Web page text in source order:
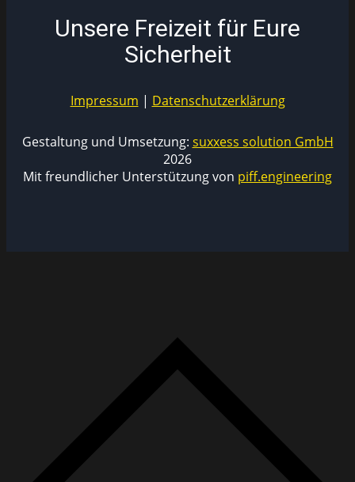
Unsere Freizeit für Eure
Sicherheit
Impressum | Datenschutzerklärung
Gestaltung und Umsetzung: suxxess solution GmbH
2026
Mit freundlicher Unterstützung von piff.engineering